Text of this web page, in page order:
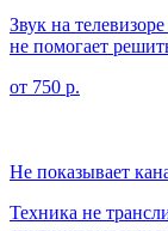
Звук на
не помогает
от 750 р.
Не показывает
Техника не